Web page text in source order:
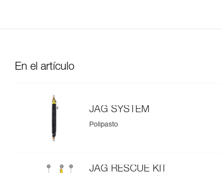
En el artículo
JAG SYSTEM
Polipasto
JAG RESCUE KIT